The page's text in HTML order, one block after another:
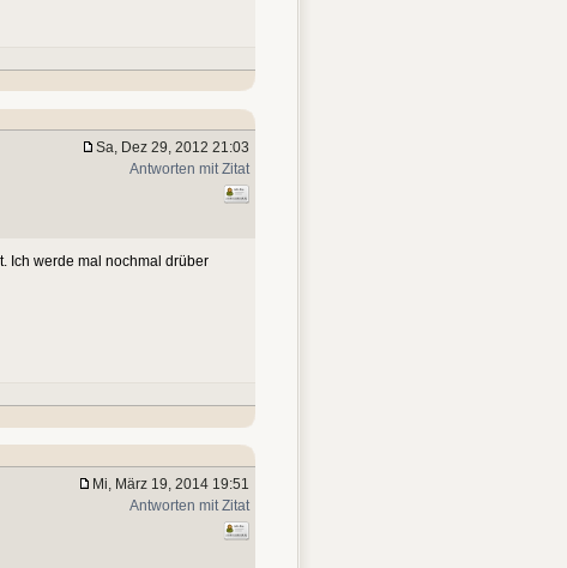
Sa, Dez 29, 2012 21:03
Antworten mit Zitat
Ich werde mal nochmal drüber
Mi, März 19, 2014 19:51
Antworten mit Zitat